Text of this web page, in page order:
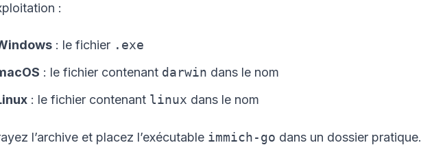
:
: le fichier .exe
: le fichier contenant darwin dans le nom
: le fichier contenant linux dans le nom
l’archive et placez l’exécutable immich-go dans un dossier pratique.